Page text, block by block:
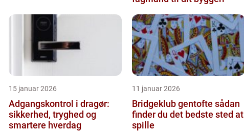
15 januar 2026
Adgangskontrol i dragør:
sikkerhed, tryghed og
smartere hverdag
11 januar 2026
Bridgeklub gentofte sådan
finder du det bedste sted at
spille